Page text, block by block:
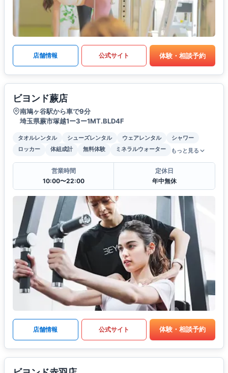
店舗情報 公式サイト 体験・相談予約
ビヨンド蕨店
南鳩ヶ谷駅から車で9分
埼玉県蕨市塚越1ー3ー1MT.BLD4F
タオルレンタル シューズレンタル ウェアレンタル
シャワー
ロッカー
体組成計 無料体験 ミネラルウォーター もっと見る
営業時間
10:00〜22:00
定休日
年中無休
店舗情報 公式サイト 体験・相談予約